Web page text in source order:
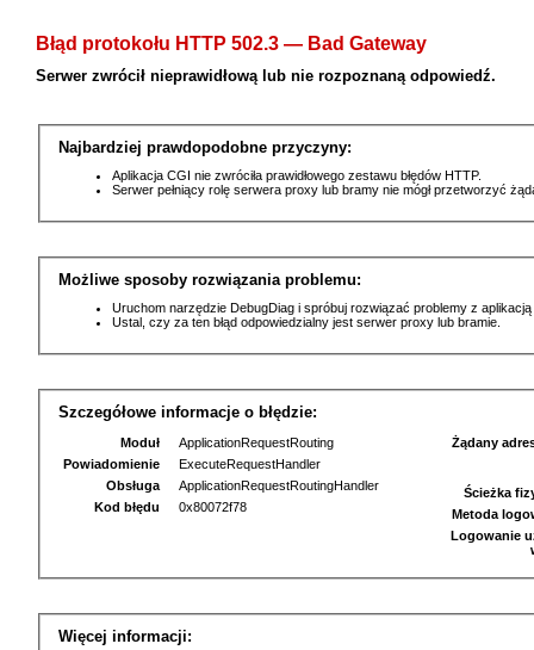
Błąd protokołu HTTP 502.3 — Bad Gateway
Serwer zwrócił nieprawidłową lub nie rozpoznaną odpowiedź.
Najbardziej prawdopodobne przyczyny:
Aplikacja CGI nie zwróciła prawidłowego zestawu błędów HTTP.
Serwer pełniący rolę serwera proxy lub bramy nie mógł przetworzyć
Możliwe sposoby rozwiązania problemu:
Uruchom narzędzie DebugDiag i spróbuj rozwiązać problemy z
Ustal, czy za ten błąd odpowiedzialny jest serwer proxy lub bramie.
Szczegółowe informacje o błędzie:
Moduł
ApplicationRequestRouting
Powiadomienie
ExecuteRequestHandler
Obsługa
ApplicationRequestRoutingHandler
Kod błędu
0x80072f78
Żądany
Ścieżka
Metoda
Logowanie
Więcej informacji: